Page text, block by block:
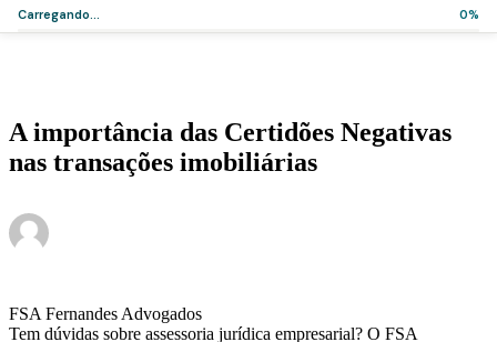
Home>Artigos
imobiliárias
A importância das Certidões Negativas
nas transações imobiliárias
Carregando... 0%
FSA Fernandes Advogados
Tem dúvidas sobre assessoria jurídica empresarial? O FSA